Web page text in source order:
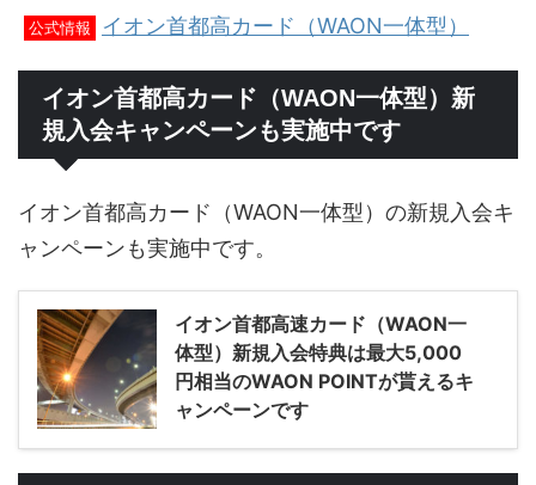
公式情報 イオン首都高カード（WAON一体型）
イオン首都高カード（WAON一体型）新
規入会キャンペーンも実施中です
イオン首都高カード（WAON一体型）の新規入会キ
ャンペーンも実施中です。
イオン首都高速カード（WAON一
体型）新規入会特典は最大5,000
円相当のWAON POINTが貰えるキ
ャンペーンです